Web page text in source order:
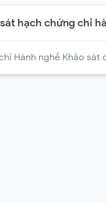
hạch chứng chỉ
Hành nghề Khảo sát